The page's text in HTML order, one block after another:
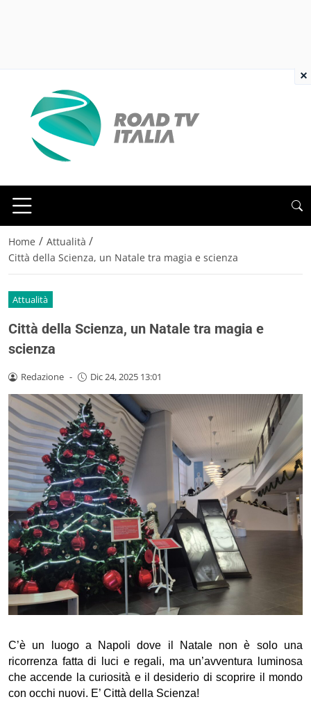
Home / Attualità /
Città della Scienza, un Natale tra magia e scienza
Attualità
Città della Scienza, un Natale tra magia e
scienza
Redazione - Dic 24, 2025 13:01
C’è un luogo a Napoli dove il Natale non è solo una
ricorrenza fatta di luci e regali, ma un’avventura luminosa
che accende la curiosità e il desiderio di scoprire il mondo
con occhi nuovi. E’ Città della Scienza!
×